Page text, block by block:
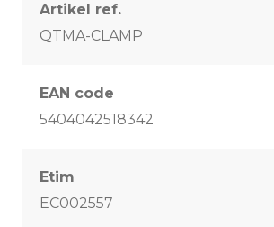
Artikel ref.
QTMA-CLAMP
EAN code
5404042518342
Etim
EC002557